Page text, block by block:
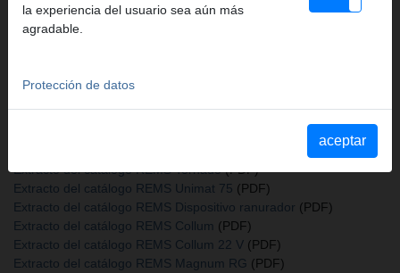
Art. nº. 120125 R
Höhenverstellbare, klappbare Materialauflage für Rohre,
Extracto del catálogo REMS Tornado(PDF)
Extracto del catálogo REMS Unimat 75 (PDF)
Extracto del catálogo REMS Dispositivo ranurador (PDF)
Extracto del catálogo REMS Collum (PDF)
Extracto del catálogo REMS Collum 22 V (PDF)
Extracto del catálogo REMS Magnum RG (PDF)
la experiencia del usuario sea aún más
agradable.
Protección de datos
aceptar